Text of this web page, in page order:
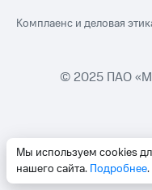
Мы используем cookies
нашего сайта. Подробнее.
Комплаенс и деловая
© 2025 ПАО